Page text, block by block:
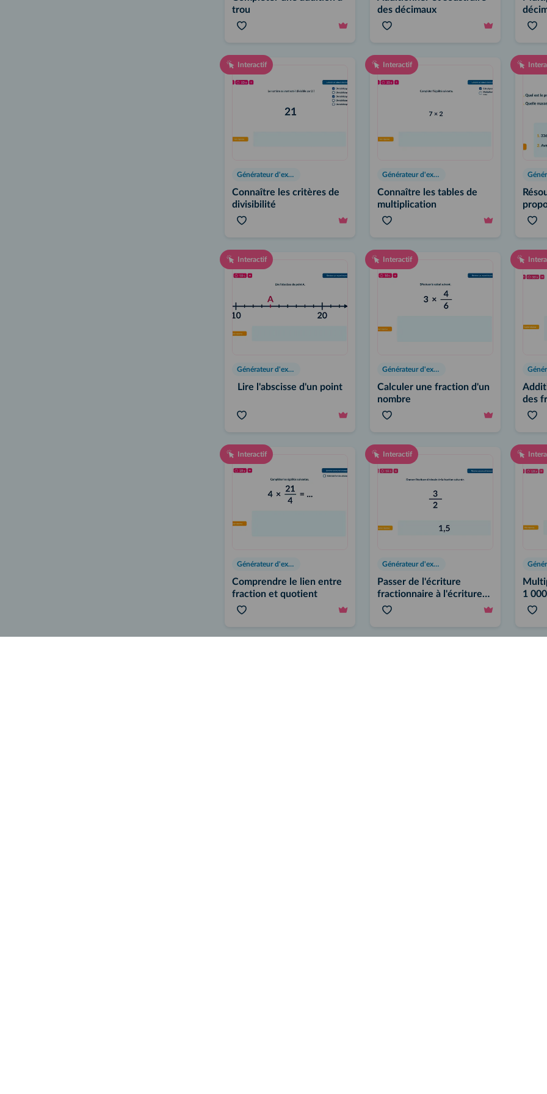
trou
des décimaux
Interactif
Générateur d'exercices
Connaître les critères de
divisibilité
Interactif
Générateur d'exercices
Connaître les tables de
multiplication
Interactif
Générateur d'exercices
Lire l'abscisse d'un point
Interactif
Générateur d'exercices
Calculer une fraction d'un
nombre
des
Interactif
Générateur d'exercices
Comprendre le lien entre
fraction et quotient
Interactif
Générateur d'exercices
Passer de l'écriture
fractionnaire à l'écriture
décimale
1 000